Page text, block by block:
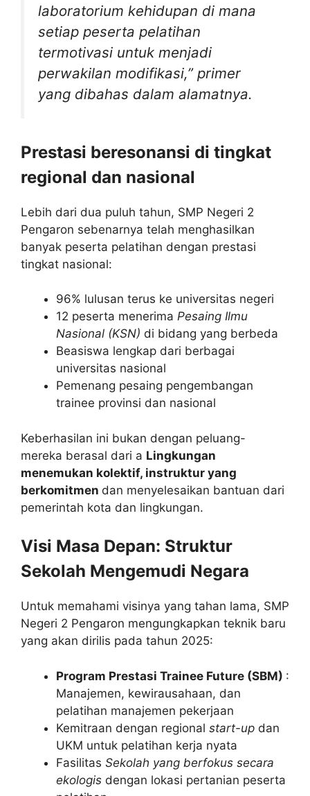
laboratorium kehidupan di mana
setiap peserta pelatihan
termotivasi untuk menjadi
perwakilan modifikasi,” primer
yang dibahas dalam alamatnya.
Prestasi beresonansi di tingkat
regional dan nasional
Lebih dari dua puluh tahun, SMP Negeri 2
Pengaron sebenarnya telah menghasilkan
banyak peserta pelatihan dengan prestasi
tingkat nasional:
96% lulusan terus ke universitas negeri
12 peserta menerima Pesaing Ilmu
Nasional (KSN) di bidang yang berbeda
Beasiswa lengkap dari berbagai
universitas nasional
Pemenang pesaing pengembangan
trainee provinsi dan nasional
Keberhasilan ini bukan dengan peluang-
mereka berasal dari a Lingkungan
menemukan kolektif, instruktur yang
berkomitmen dan menyelesaikan bantuan dari
pemerintah kota dan lingkungan.
Visi Masa Depan: Struktur
Sekolah Mengemudi Negara
Untuk memahami visinya yang tahan lama, SMP
Negeri 2 Pengaron mengungkapkan teknik baru
yang akan dirilis pada tahun 2025:
Program Prestasi Trainee Future (SBM) :
Manajemen, kewirausahaan, dan
pelatihan manajemen pekerjaan
Kemitraan dengan regional start-up dan
UKM untuk pelatihan kerja nyata
Fasilitas Sekolah yang berfokus secara
ekologis dengan lokasi pertanian peserta